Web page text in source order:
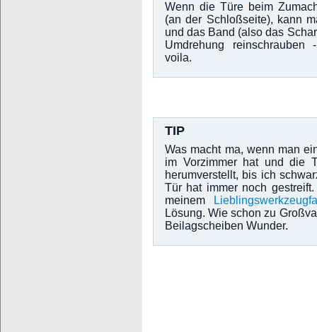
Wenn die Türe beim
(an der Schloßseite), kann
und das Band (also das
Umdrehung
voila.
TIP
Was macht ma, wenn man
im Vorzimmer hat und die
herumverstellt, bis ich
Tür hat immer noch
meinem
Lösung. Wie schon zu
Beilagscheiben Wunder.